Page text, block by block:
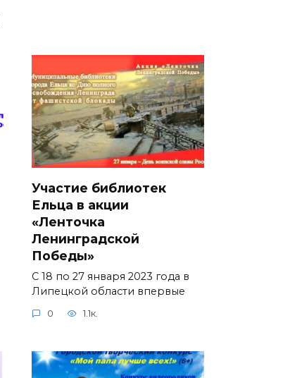
Участие библиотек
Ельца в акции
«Ленточка
Ленинградской
Победы»
С 18 по 27 января 2023 года в
Липецкой области впервые
0 1.1к.